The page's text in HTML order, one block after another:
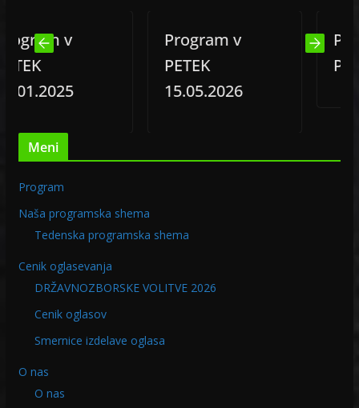
v
Program v
PETEK
15.05.2026
Meni
Program
Naša programska shema
Tedenska programska shema
Cenik oglasevanja
DRŽAVNOZBORSKE VOLITVE 2026
Cenik oglasov
Smernice izdelave oglasa
O nas
O nas